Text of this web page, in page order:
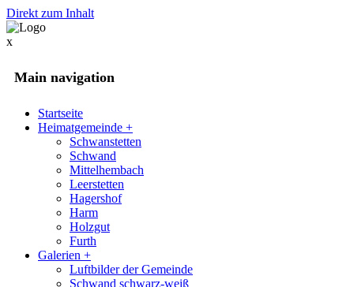
Direkt zum Inhalt
x
Main navigation
Startseite
Heimatgemeinde +
Schwanstetten
Schwand
Mittelhembach
Leerstetten
Hagershof
Harm
Holzgut
Furth
Galerien +
Luftbilder der Gemeinde
Schwand schwarz-weiß